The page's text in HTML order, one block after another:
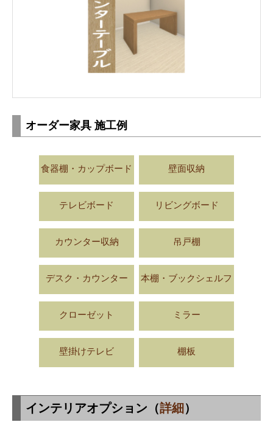
オーダー家具 施工例
食器棚・カップボード 壁面収納
テレビボード リビングボード
カウンター収納 吊戸棚
デスク・カウンター 本棚・ブックシェルフ
クローゼット ミラー
壁掛けテレビ 棚板
インテリアオプション（詳細 ）